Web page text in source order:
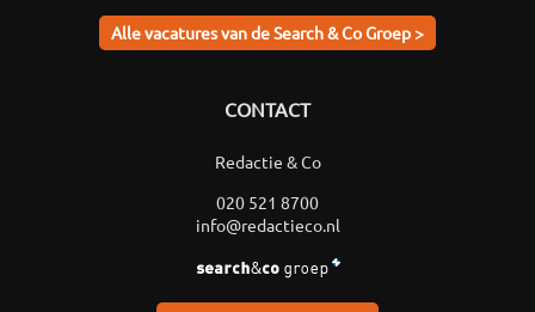
Alle vacatures van de Search & Co Groep >
CONTACT
Redactie & Co
020 521 8700
info@redactieco.nl